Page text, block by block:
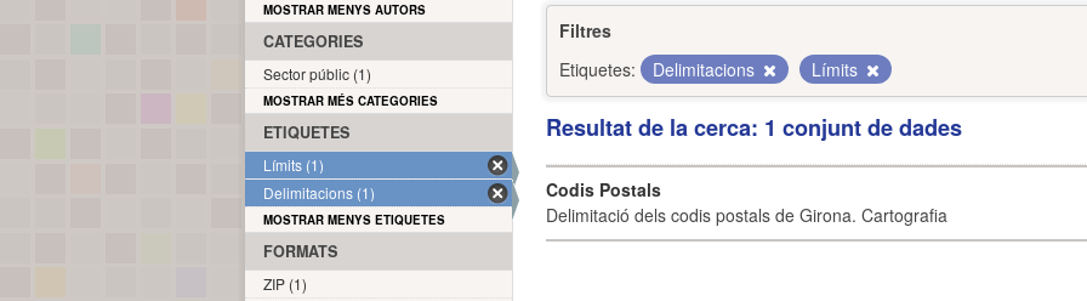
Filtres
Etiquetes:
Delimitacions Límits
Resultat de la cerca: 1 conjunt de dades
Codis Postals
Delimitació dels codis postals de Girona. Cartografia
MOSTRAR MENYS AUTORS
CATEGORIES
Sector públic (1)
MOSTRAR MÉS CATEGORIES
ETIQUETES
Límits (1)
Delimitacions (1)
MOSTRAR MENYS ETIQUETES
FORMATS
ZIP (1)